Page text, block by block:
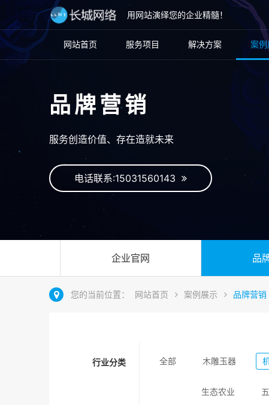
用网站演绎您的企业精髓！
网站首页 服务项目 解决方案 案
品牌营销
服务创造价值、存在造就未来
电话联系:15031560143
企业官网 品
您的当前位置： 网站首页 案例展示 品牌营销
行业分类 全部 木雕玉器
生态农业